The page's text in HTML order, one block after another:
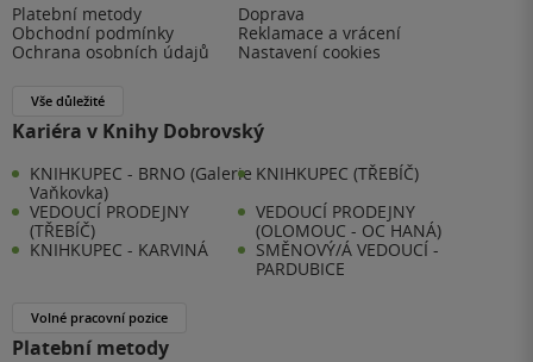
Platební metody
Doprava
Obchodní podmínky
Reklamace a vrácení
Ochrana osobních údajů
Nastavení cookies
Vše důležité
Kariéra v Knihy Dobrovský
KNIHKUPEC - BRNO (Galerie
Vaňkovka)
KNIHKUPEC (TŘEBÍČ)
VEDOUCÍ PRODEJNY
(TŘEBÍČ)
VEDOUCÍ PRODEJNY
(OLOMOUC - OC HANÁ)
KNIHKUPEC - KARVINÁ
SMĚNOVÝ/Á VEDOUCÍ -
PARDUBICE
Volné pracovní pozice
Platební metody